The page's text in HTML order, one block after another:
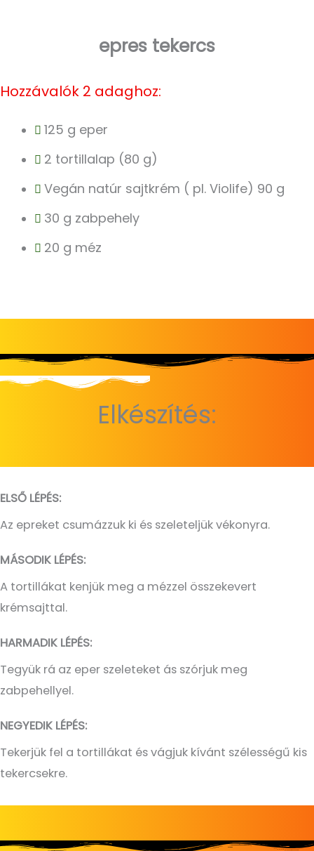
epres tekercs
Hozzávalók 2 adaghoz:
125 g eper
2 tortillalap (80 g)
Vegán natúr sajtkrém ( pl. Violife) 90 g
30 g zabpehely
20 g méz
Elkészítés:
ELSŐ LÉPÉS:
Az epreket csumázzuk ki és szeleteljük vékonyra.
MÁSODIK LÉPÉS:
A tortillákat kenjük meg a mézzel összekevert
krémsajttal.
HARMADIK LÉPÉS:
Tegyük rá az eper szeleteket ás szórjuk meg
zabpehellyel.
NEGYEDIK LÉPÉS:
Tekerjük fel a tortillákat és vágjuk kívánt szélességű kis
tekercsekre.